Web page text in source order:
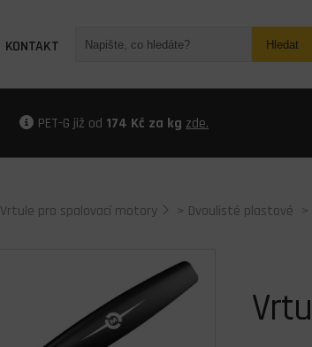
KONTAKT Hledat
PET-G již od 174 Kč za kg zde.
Vrtule pro spalovací motory > Dvoulisté plastové